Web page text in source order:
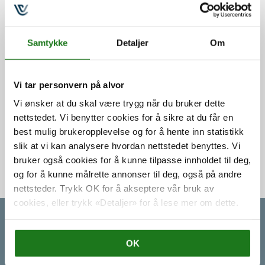
Samtykke Detaljer Om
Vi tar personvern på alvor
Vi ønsker at du skal være trygg når du bruker dette
nettstedet. Vi benytter cookies for å sikre at du får en
best mulig brukeropplevelse og for å hente inn statistikk
slik at vi kan analysere hvordan nettstedet benyttes. Vi
bruker også cookies for å kunne tilpasse innholdet til deg,
og for å kunne målrette annonser til deg, også på andre
nettsteder. Trykk OK for å akseptere vår bruk av
cookies, eller trykk «Detaljer» for å lese mer om dette.
OK
kr.14.900,00
Tilgjengelighet På lager
- + Legg i handlekurv
Produktnummer:GETTING-THINGS-DONE-5-6-SEPT
Book et møte
Klikk for å se ledig tid og
book et Teams/Zoom-møte med oss